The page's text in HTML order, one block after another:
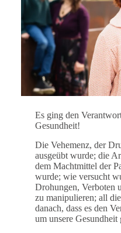
Es ging den
Gesundheit!
Die Vehemenz, der
ausgeübt wurde; die
dem Machtmittel der
wurde; wie versucht
Drohungen, Verboten
zu manipulieren; all
danach, dass es den
um unsere Gesundheit